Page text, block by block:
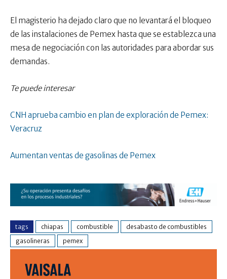
El magisterio ha dejado claro que no levantará el bloqueo
de las instalaciones de Pemex hasta que se establezca una
mesa de negociación con las autoridades para abordar sus
demandas.
Te puede interesar
CNH aprueba cambio en plan de exploración de Pemex:
Veracruz
Aumentan ventas de gasolinas de Pemex
tags chiapas combustible
desabasto de combustibles
gasolineras
pemex